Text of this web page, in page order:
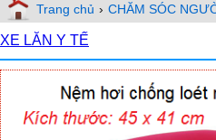
Trang chủ › CHĂM SÓC
XE LĂN Y TẾ